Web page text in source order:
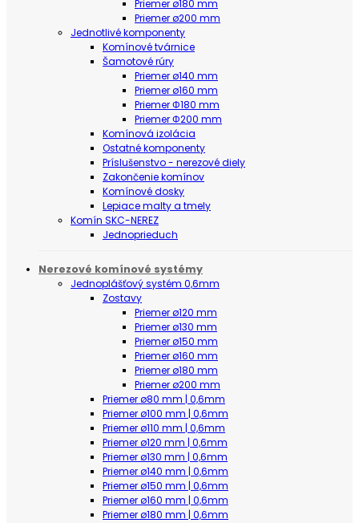
Priemer ø180 mm
Priemer ø200 mm
Jednotlivé komponenty
Komínové tvárnice
Šamotové rúry
Priemer ø140 mm
Priemer ø160 mm
Priemer Φ180 mm
Priemer Φ200 mm
Komínová izolácia
Ostatné komponenty
Príslušenstvo - nerezové diely
Zakončenie komínov
Komínové dosky
Lepiace malty a tmely
Komín SKC-NEREZ
Jednoprieduch
Nerezové komínové systémy
Jednoplášťový systém 0,6mm
Zostavy
Priemer ø120 mm
Priemer ø130 mm
Priemer ø150 mm
Priemer ø160 mm
Priemer ø180 mm
Priemer ø200 mm
Priemer ø80 mm | 0,6mm
Priemer ø100 mm | 0,6mm
Priemer ø110 mm | 0,6mm
Priemer ø120 mm | 0,6mm
Priemer ø130 mm | 0,6mm
Priemer ø140 mm | 0,6mm
Priemer ø150 mm | 0,6mm
Priemer ø160 mm | 0,6mm
Priemer ø180 mm | 0,6mm